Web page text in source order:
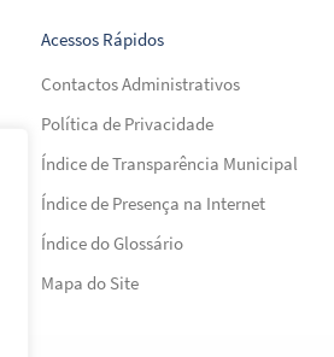
Acessos Rápidos
Contactos Administrativos
Política de Privacidade
Índice de Transparência Municipal
Índice de Presença na Internet
Índice do Glossário
Mapa do Site